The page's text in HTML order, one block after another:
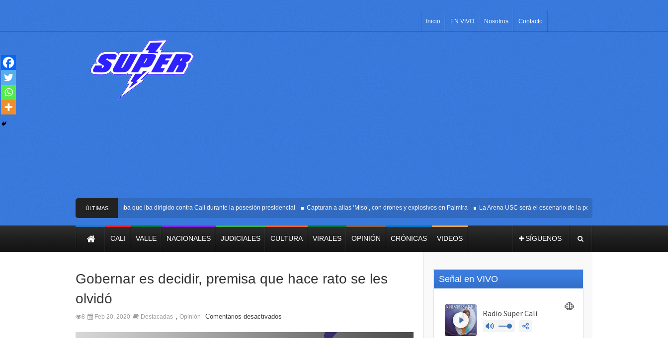
Inicio EN VIVO Nosotros Contacto
ÚLTIMAS
NOTICIAS
Frustran atentado con bus bomba que iba dirigido contra Cali durante la posesión presidencial Capturan a alias ‘Miso’, con drones y explosivos en Palmira La Arena USC será el escenario de la posesión presidencial de Abelardo
CALI VALLE NACIONALES JUDICIALES CULTURA VIRALES OPINIÓN CRÓNICAS VIDEOS SÍGUENOS
Gobernar es decidir, premisa que hace rato se les
olvidó
8 Feb 20, 2020 Destacadas , Opinión Comentarios desactivados
Señal en VIVO